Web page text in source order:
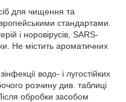
для чищення та
стандартами.
і норовірусів, SARS-
Не містить ароматичних
водо- і лугостійких
розчину див. таблиці
обробки засобом